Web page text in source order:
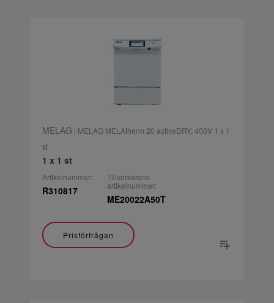
MELAG | MELAG MELAtherm 20 activeDRY, 400V 1 x 1
st
1 x 1 st
Artikelnummer:
R310817
Tillverkarens
artikelnummer:
ME20022A50T
Prisförfrågan